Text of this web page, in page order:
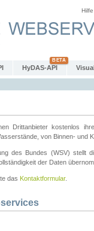
Hilfe
HyDAS-API
Drittanbieter kostenlos
von Binnen- und
des Bundes (WSV) stellt
der Daten
das Kontaktformular.